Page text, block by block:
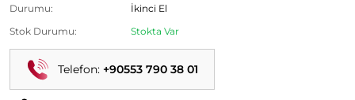
Durumu:
İkinci El
Stok Durumu:
Stokta Var
Telefon: +90553 790 38 01